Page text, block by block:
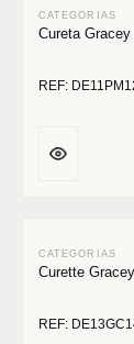
Cureta
REF:
Curette
REF: